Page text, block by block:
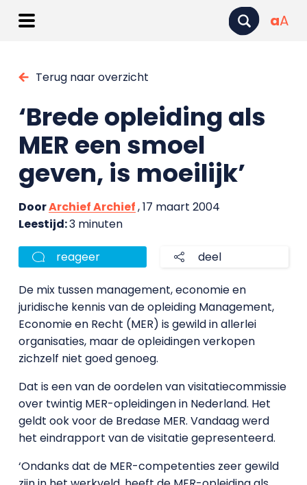
aA
Terug naar overzicht
‘Brede opleiding als
MER een smoel
geven, is moeilijk’
DoorArchief Archief, 17 maart 2004
Leestijd:3 minuten
reageer deel
De mix tussen management, economie en
juridische kennis van de opleiding Management,
Economie en Recht (MER) is gewild in allerlei
organisaties, maar de opleidingen verkopen
zichzelf niet goed genoeg.
Dat is een van de oordelen van visitatiecommissie
over twintig MER-opleidingen in Nederland. Het
geldt ook voor de Bredase MER. Vandaag werd
het eindrapport van de visitatie gepresenteerd.
‘Ondanks dat de MER-competenties zeer gewild